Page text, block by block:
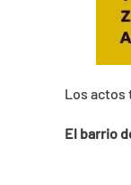
Los actos
El barrio